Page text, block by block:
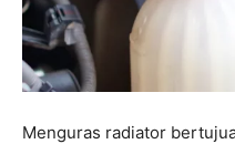
Menguras radiator